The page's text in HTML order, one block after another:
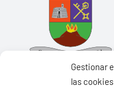
Gestionar
las cookies